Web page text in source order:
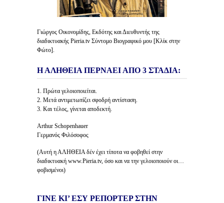
Γιώργος Οικονομίδης, Εκδότης και Διευθυντής της
διαδικτυακής Pieria.tv Σύντομο Βιογραφικό μου [Κλίκ στην
Φώτο].
Η ΑΛΗΘΕΙΑ ΠΕΡΝΑΕΙ ΑΠΟ 3 ΣΤΑΔΙΑ:
1. Πρώτα γελοιοποιείται.
2. Μετά αντιμετωπίζει σφοδρή αντίσταση.
3. Και τέλος, γίνεται αποδεκτή.
Arthur Schopenhauer
Γερμανός Φιλόσοφος
(Αυτή η ΑΛΗΘΕΙΑ δέν έχει τίποτα να φοβηθεί στην
διαδικτυακή www.Pieria.tv, όσο και να την γελοιοποιούν οι…
φοβισμένοι)
ΓΙΝΕ ΚΙ’ ΕΣΥ ΡΕΠΟΡΤΕΡ ΣΤΗΝ